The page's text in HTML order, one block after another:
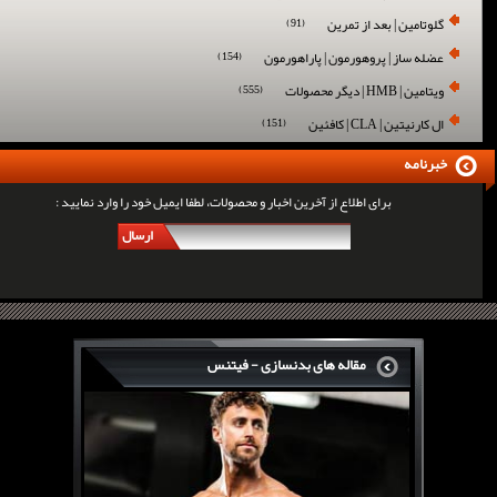
گلوتامین | بعد از تمرین (91)
عضله ساز | پروهورمون | پاراهورمون (154)
ویتامین | HMB | دیگر محصولات (555)
ال کارنیتین | CLA | کافئین (151)
برای اطلاع از آخرین اخبار و محصولات، لطفا ایمیل خود را وارد نمایید :
ارسال
خبرنامه
مقاله های بدنسازی - فیتنس
سرگی کنستانس چگونه بر روی بازو های فوق العاده...